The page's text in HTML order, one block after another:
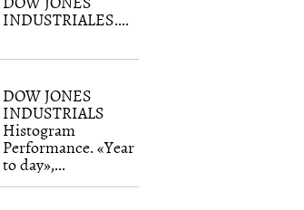
INDUSTRIALES....
DOW JONES
INDUSTRIALS
Histogram
Performance. «Year
to day»,...